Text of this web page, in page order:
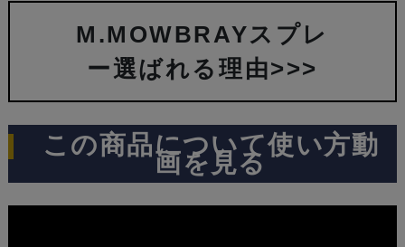
M.MOWBRAYスプレ
ー選ばれる理由>>>
この商品について使い方動
画を見る